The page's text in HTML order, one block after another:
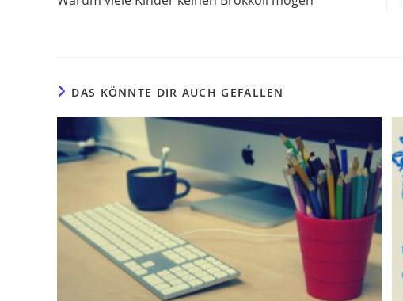
ansehen
DAS KÖNNTE DIR AUCH GEFALLEN